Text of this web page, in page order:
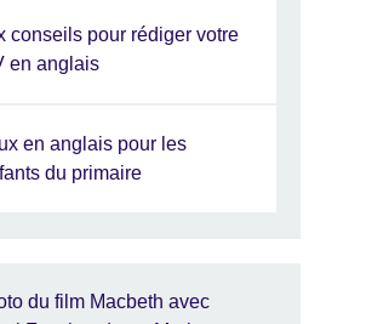
conseils pour rédiger votre
en anglais
en anglais pour les
du primaire